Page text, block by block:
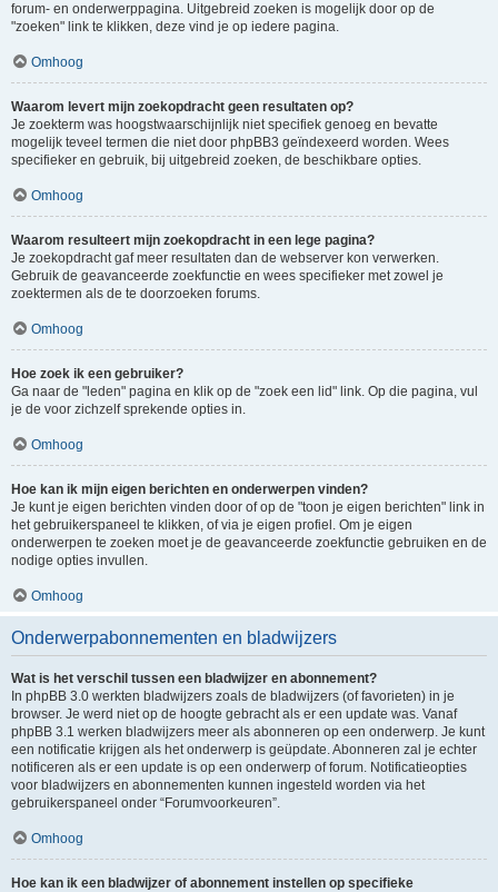
forum- en onderwerppagina. Uitgebreid zoeken is mogelijk door op de
"zoeken" link te klikken, deze vind je op iedere pagina.
Omhoog
Waarom levert mijn zoekopdracht geen resultaten op?
Je zoekterm was hoogstwaarschijnlijk niet specifiek genoeg en bevatte
mogelijk teveel termen die niet door phpBB3 geïndexeerd worden. Wees
specifieker en gebruik, bij uitgebreid zoeken, de beschikbare opties.
Omhoog
Waarom resulteert mijn zoekopdracht in een lege pagina?
Je zoekopdracht gaf meer resultaten dan de webserver kon verwerken.
Gebruik de geavanceerde zoekfunctie en wees specifieker met zowel je
zoektermen als de te doorzoeken forums.
Omhoog
Hoe zoek ik een gebruiker?
Ga naar de "leden" pagina en klik op de "zoek een lid" link. Op die pagina, vul
je de voor zichzelf sprekende opties in.
Omhoog
Hoe kan ik mijn eigen berichten en onderwerpen vinden?
Je kunt je eigen berichten vinden door of op de "toon je eigen berichten" link in
het gebruikerspaneel te klikken, of via je eigen profiel. Om je eigen
onderwerpen te zoeken moet je de geavanceerde zoekfunctie gebruiken en de
nodige opties invullen.
Omhoog
Onderwerpabonnementen en bladwijzers
Wat is het verschil tussen een bladwijzer en abonnement?
In phpBB 3.0 werkten bladwijzers zoals de bladwijzers (of favorieten) in je
browser. Je werd niet op de hoogte gebracht als er een update was. Vanaf
phpBB 3.1 werken bladwijzers meer als abonneren op een onderwerp. Je kunt
een notificatie krijgen als het onderwerp is geüpdate. Abonneren zal je echter
notificeren als er een update is op een onderwerp of forum. Notificatieopties
voor bladwijzers en abonnementen kunnen ingesteld worden via het
gebruikerspaneel onder “Forumvoorkeuren”.
Omhoog
Hoe kan ik een bladwijzer of abonnement instellen op specifieke